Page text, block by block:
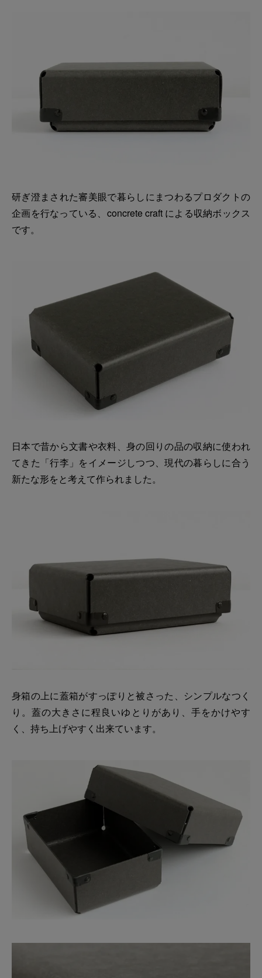
研ぎ澄まされた審美眼で暮らしにまつわるプロダクトの
企画を行なっている、concrete craft による収納ボックス
です。
日本で昔から文書や衣料、身の回りの品の収納に使われ
てきた「行李」をイメージしつつ、現代の暮らしに合う
新たな形をと考えて作られました。
身箱の上に蓋箱がすっぽりと被さった、シンプルなつく
り。蓋の大きさに程良いゆとりがあり、手をかけやす
く、持ち上げやすく出来ています。